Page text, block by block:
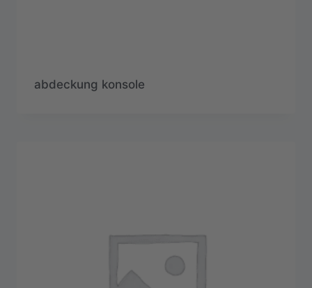
abdeckung konsole